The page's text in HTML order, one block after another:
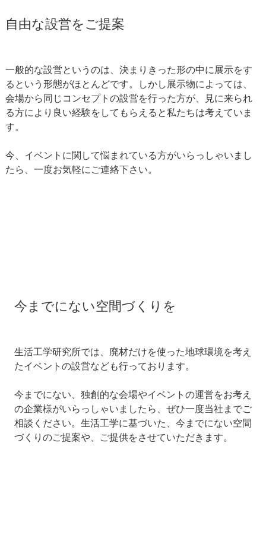
自由な設営をご提案
一般的な設営というのは、決まりきった形の中に展示をす
るという形態がほとんどです。しかし展示物によっては、
会場から同じコンセプトの設営を行った方が、見に来られ
る方により良い経験をしてもらえると私たちは考えていま
す。
今、イベントに関して悩まれている方がいらっしゃいまし
たら、一度お気軽にご連絡下さい。
今までにない空間づくりを
生活工学研究所では、廃材だけを使った地球環境を考え
たイベントの設営なども行っております。
今までにない、独創的な会場やイベントの運営をお考え
の企業様がいらっしゃいましたら、ぜひ一度当社までご
相談ください。生活工学に基づいた、今までにない空間
づくりのご提案や、ご提供をさせていただきます。